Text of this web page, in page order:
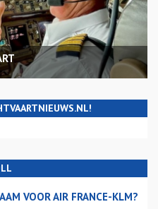
VOOR AIR FRANCE-KLM?